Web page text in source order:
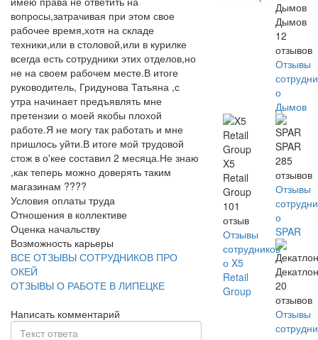
вопросы,затрачивая при этом свое
рабочее время,хотя на складе
техники,или в столовой,или в курилке
всегда есть сотрудники этих отделов,но
не на своем рабочем месте.В итоге
руководитель, Гридунова Татьяна ,с
утра начинает предъявлять мне
претензии о моей якобы плохой
работе.Я не могу так работать и мне
пришлось уйти.В итоге мой трудовой
стож в о'кее составил 2 месяца.Не знаю
,как теперь можно доверять таким
магазинам ????
Условия оплаты труда
Отношения в коллективе
Оценка начальству
Возможность карьеры
ВСЕ ОТЗЫВЫ СОТРУДНИКОВ ПРО
ОКЕЙ
ОТЗЫВЫ О РАБОТЕ В ЛИПЕЦКЕ
Написать комментарий
Дымов
12
отзывов
Отзывы
о
Дымов
X5
Retail
Group
101
отзыв
Отзывы
сотрудников
о X5
Retail
Group
SPAR
285
отзывов
Отзывы
о
SPAR
20
отзывов
Отзывы